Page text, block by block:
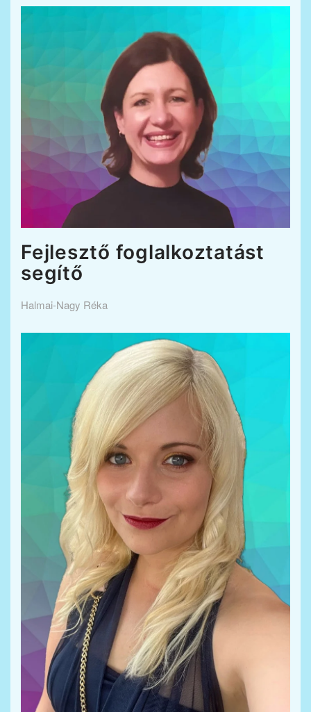
Fejlesztő foglalkoztatást
segítő
Halmai-Nagy Réka